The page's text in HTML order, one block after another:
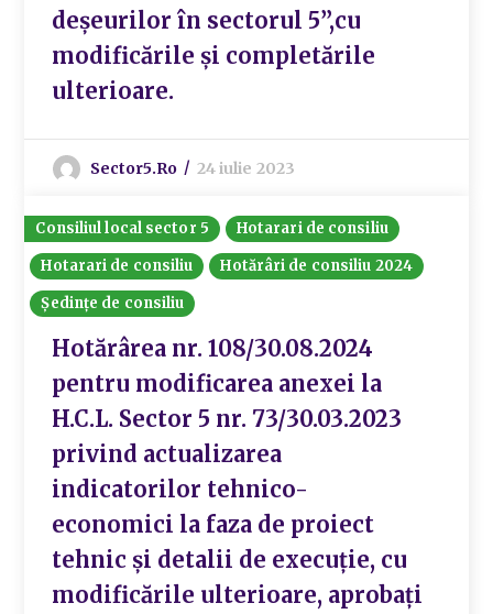
deșeurilor în sectorul 5”,cu
modificările și completările
ulterioare.
Sector5.ro 24 iulie 2023
Consiliul local sector 5
Hotarari de consiliu
Hotarari de consiliu
Hotărâri de consiliu 2024
Ședințe de consiliu
Hotărârea nr. 108/30.08.2024
pentru modificarea anexei la
H.C.L. Sector 5 nr. 73/30.03.2023
privind actualizarea
indicatorilor tehnico-
economici la faza de proiect
tehnic și detalii de execuție, cu
modificările ulterioare, aprobați